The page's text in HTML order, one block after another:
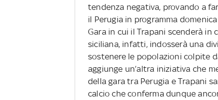
tendenza negativa, provando a
il Perugia in programma
Gara in cui il Trapani scenderà in
siciliana, infatti, indosserà una
sostenere le popolazioni colpite
aggiunge un’altra iniziativa che
della gara tra Perugia e Trapani
calcio che conferma dunque